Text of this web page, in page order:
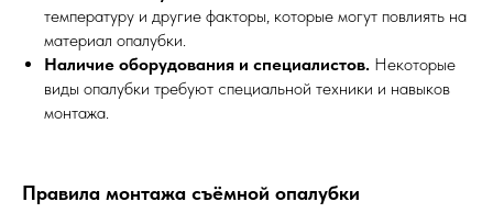
температуру и другие факторы, которые могут повлиять на
материал опалубки.
Наличие оборудования и специалистов. Некоторые
виды опалубки требуют специальной техники и навыков
монтажа.
Правила монтажа съёмной опалубки